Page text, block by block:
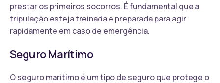
prestar os primeiros socorros. É fundamental que a
tripulação esteja treinada e preparada para agir
rapidamente em caso de emergência.
Seguro Marítimo
O seguro marítimo é um tipo de seguro que protege o